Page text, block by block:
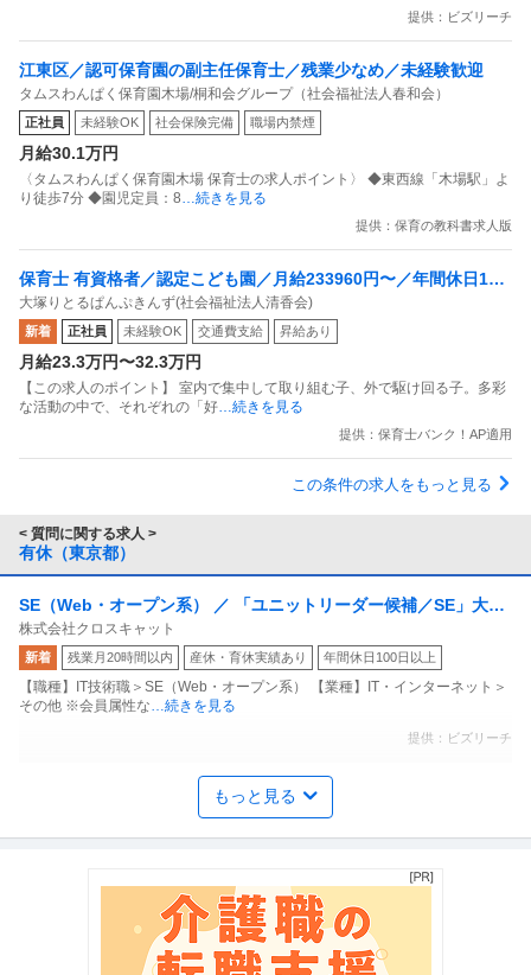
提供：ビズリーチ
江東区／認可保育園の副主任保育士／残業少なめ／未経験歓迎
タムスわんぱく保育園木場/桐和会グループ（社会福祉法人春和会）
正社員 未経験OK 社会保険完備 職場内禁煙
月給30.1万円
〈タムスわんぱく保育園木場 保育士の求人ポイント〉 ◆東西線「木場駅」よ
り徒歩7分 ◆園児定員：8…続きを見る
提供：保育の教科書求人版
保育士 有資格者／認定こども園／月給233960円〜／年間休日111
日／借り上げ社宅あり／駅徒歩1分
大塚りとるぱんぷきんず(社会福祉法人清香会)
新着 正社員 未経験OK 交通費支給 昇給あり
月給23.3万円〜32.3万円
【この求人のポイント】 室内で集中して取り組む子、外で駆け回る子。多彩
な活動の中で、それぞれの「好…続きを見る
提供：保育士バンク！AP適用
この条件の求人をもっと見る
< 質問に関する求人 >
有休（東京都）
SE（Web・オープン系） ／ 「ユニットリーダー候補／SE」大手
クレジットカード会社向け開発／Java・COBOL×プライム案件／
上流工程から参画可フレックス・年休122日
株式会社クロスキャット
新着 残業月20時間以内 産休・育休実績あり 年間休日100日以上
【職種】IT技術職＞SE（Web・オープン系） 【業種】IT・インターネット＞
その他 ※会員属性な…続きを見る
提供：ビズリーチ
経理（財務会計） ／ 「財務経理」伊藤忠丸紅鉄鋼100％出資簿記
資格を活かして日常経理から「連結決算・税務」までじっくり育
【職種】管理＞経理（財務会計） 【業種】メーカー＞その他 ※会員属性など
に応じ、当該求人をビズリー…続きを見る
もっと見る